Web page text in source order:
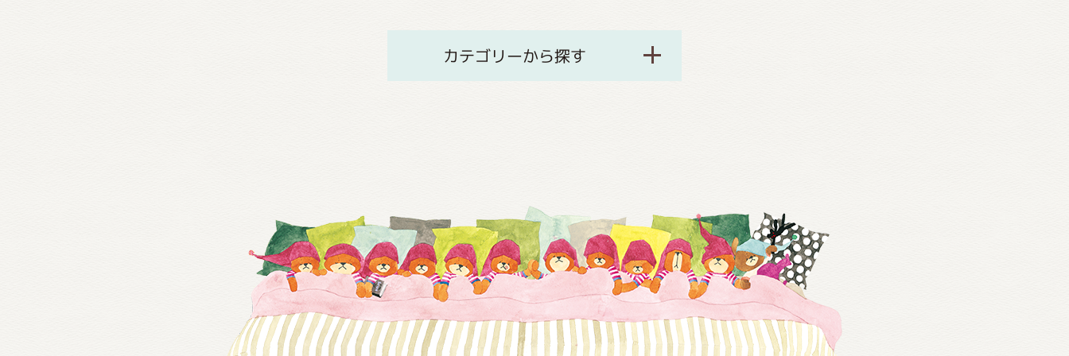
カテゴリーから探す